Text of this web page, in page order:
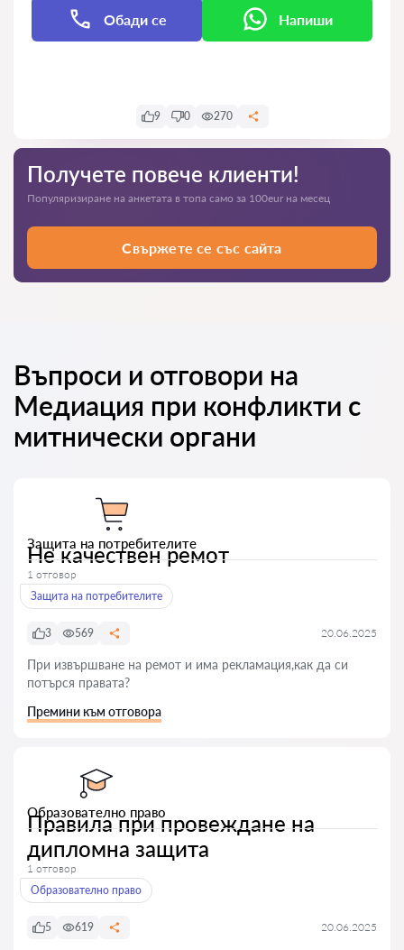
Обади се Напиши
9 0 270
Получете повече клиенти!
Популяризиране на анкетата в топа само за 100eur на месец
Свържете се със сайта
Въпроси и отговори на
Медиация при конфликти с
митнически органи
Защита на потребителите
Не качествен ремот
1 отговор
Защита на потребителите
3 569 20.06.2025
При извършване на ремот и има рекламация,как да си
потърся правата?
Премини към отговора
Образователно право
Правила при провеждане на
дипломна защита
1 отговор
Образователно право
5 619 20.06.2025